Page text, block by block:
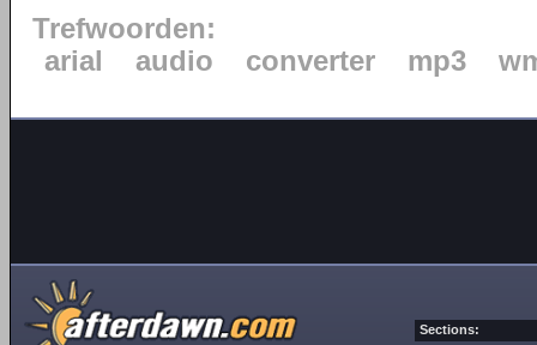
Trefwoorden:
arial
audio converter mp3
Sections: